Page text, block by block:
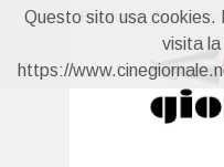
Breaking:
Questo sito usa cookies.
visita
https://